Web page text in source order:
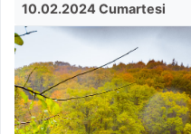
10.02.2024 Cumartesi